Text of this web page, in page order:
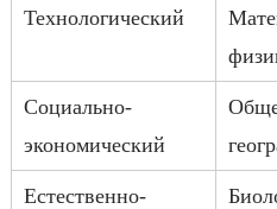
Технологический
Социально-
экономический
Естественно-